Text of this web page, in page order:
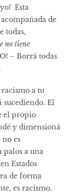
Esta
de
todas,
no tiene
– Borrá todas
a tu
sucediendo. El
el propio
y dimensioná
no es
a una
Estados
de forma
es racismo.